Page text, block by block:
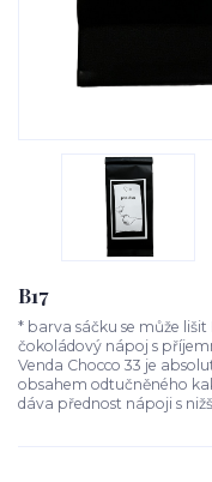
B17
* barva sáčku se může
čokoládový nápoj s
Venda Chocco 33 je
obsahem odtučněného
dáva přednost nápoji s